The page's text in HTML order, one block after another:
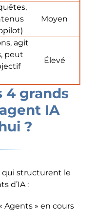
Moyen
agit
peut
Élevé
4 grands
IA
?
qui structurent le
d’IA :
Agents » en cours